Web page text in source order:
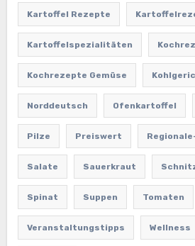
Kartoffel Rezepte
Kartoffelspezialitäten
Kochrezepte Gemüse
Norddeutsch Ofenkartoffel
Pilze Preiswert
Salate Sauerkraut
Spinat Suppen Tomaten
Veranstaltungstipps Wellness